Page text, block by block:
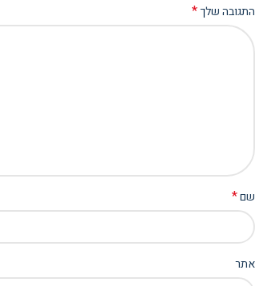
התגובה שלך*
שם*
אתר